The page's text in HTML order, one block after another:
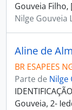
Gouveia Filho,
Nilge Gouveia
BR ESAPEES
Parte de Nilge
Gouveia, 2-